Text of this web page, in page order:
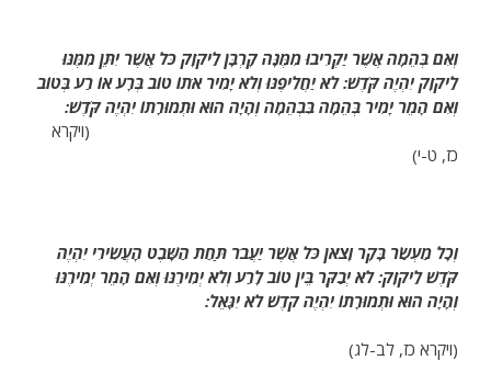
וְאִם בְּהֵמָה אֲשֶׁר יַקְרִיבוּ מִמֶּנָּה קָרְבָּן לַיקֹוָק כֹּל אֲשֶׁר יִתֵּן מִמֶּנּוּ
לַיקֹוָק יִהְיֶה קֹּדֶשׁ: לֹא יַחֲלִיפֶנּוּ וְלֹא יָמִיר אֹתוֹ טוֹב בְּרָע אוֹ רַע בְּטוֹב
וְאִם הָמֵר יָמִיר בְּהֵמָה בִּבְהֵמָה וְהָיָה הוּא וּתְמוּרָתוֹ יִהְיֶה קֹּדֶשׁ:
(ויקרא
כז, ט-י)
וְכָל מַעְשַׂר בָּקָר וָצֹאן כֹּל אֲשֶׁר יַעֲבֹר תַּחַת הַשָּׁבֶט הָעֲשִׂירִי יִהְיֶה
קֹּדֶשׁ לַיקֹוָק: לֹא יְבַקֵּר בֵּין טוֹב לָרַע וְלֹא יְמִירֶנּוּ וְאִם הָמֵר יְמִירֶנּוּ
וְהָיָה הוּא וּתְמוּרָתוֹ יִהְיֶה קֹדֶשׁ לֹא יִגָּאֵל:
(ויקרא כז, לב-לג)